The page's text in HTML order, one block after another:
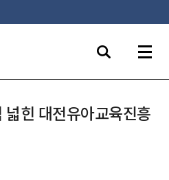
힌 대전유아교육진흥